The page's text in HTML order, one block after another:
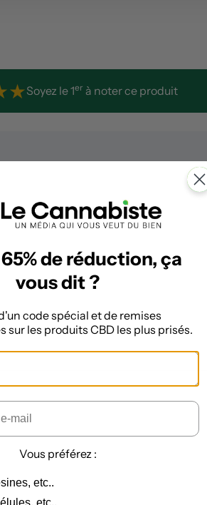
★Soyez le 1er à noter ce produit
de réduction, ça
vous dit ?
code spécial et de remises
sur les produits CBD les plus prisés.
Vous préférez :
etc..